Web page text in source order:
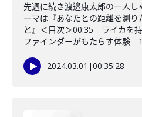
先週に続き渡邉康太郎の一人
ーマは『あなたとの距離を測
と』＜目次＞00:35 ライカを
ファインダーがもたらす体験
2024.03.01 |00:35:28